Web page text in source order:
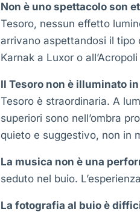
Non è uno spettacolo son
Tesoro, nessun effetto
arrivano aspettandosi il tipo
Karnak a Luxor o
Il Tesoro non è illuminato
Tesoro è straordinaria. A
superiori sono nell’ombra
quieto e suggestivo, non in
La musica non è una
seduto nel buio.
La fotografia al buio è